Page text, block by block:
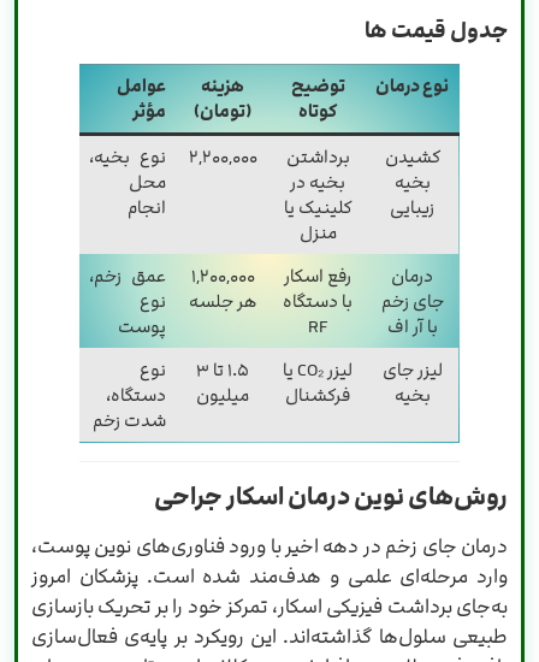
جدول قیمت ها
نوع درمان
توضیح
کوتاه
هزینه
(تومان)
عوامل
مؤثر
کشیدن
بخیه
زیبایی
برداشتن
بخیه در
کلینیک یا
منزل
۲,۲۰۰,۰۰۰
نوع بخیه،
محل
انجام
درمان
جای زخم
با آر اف
رفع اسکار
با دستگاه
RF
۱,۲۰۰,۰۰۰
هر جلسه
عمق زخم،
نوع
پوست
لیزر جای
بخیه
لیزر CO₂ یا
فرکشنال
۱.۵ تا ۳
میلیون
نوع
دستگاه،
شدت زخم
روش‌های نوین درمان اسکار جراحی
درمان جای زخم در دهه اخیر با ورود فناوری‌های نوین پوست،
وارد مرحله‌ای علمی و هدف‌مند شده است. پزشکان امروز
به‌جای برداشت فیزیکی اسکار، تمرکز خود را بر تحریک بازسازی
طبیعی سلول‌ها گذاشته‌اند. این رویکرد بر پایه‌ی فعال‌سازی